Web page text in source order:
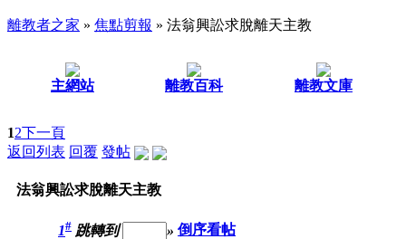
離教者之家 » 焦點剪報 » 法翁興訟求脫離天主教
主網站 離教百科 離教文庫
12下一頁
返回列表 回覆 發帖
法翁興訟求脫離天主教
1# 跳轉到 » 倒序看帖